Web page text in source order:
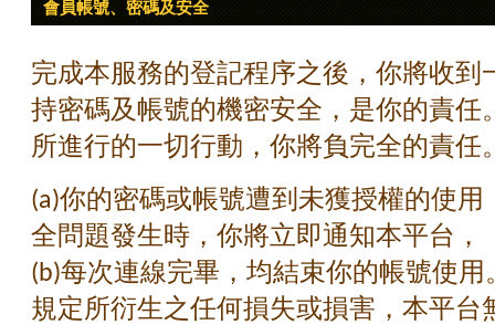
會員帳號、密碼及安全
完成本服務的登記程序之後，你將收到
持密碼及帳號的機密安全，是你的責任
所進行的一切行動，你將負完全的責任
(a)你的密碼或帳號遭到未獲授權的使用
全問題發生時，你將立即通知本平台，
(b)每次連線完畢，均結束你的帳號使
規定所衍生之任何損失或損害，本平台